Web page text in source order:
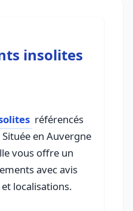
insolites
référencés
en Auvergne
vous offre un
avec avis
localisations.